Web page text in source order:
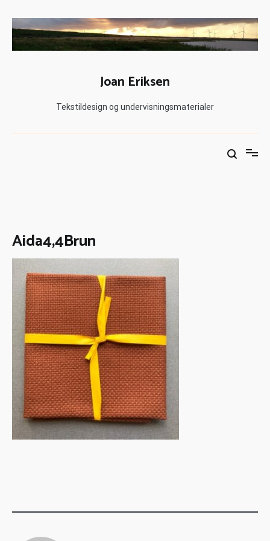
Joan Eriksen
Tekstildesign og undervisningsmaterialer
Aida4,4Brun